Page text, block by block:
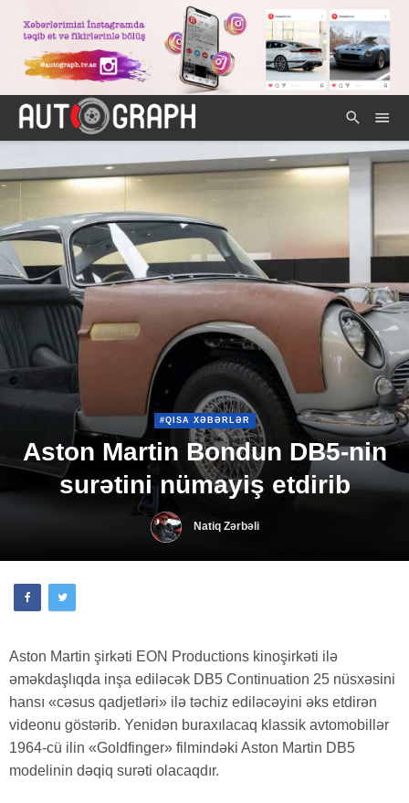
#QISA XƏBƏRLƏR
Aston Martin Bondun DB5-nin
surətini nümayiş etdirib
Natiq Zərbəli
Aston Martin şirkəti EON Productions kinoşirkəti ilə
əməkdaşlıqda inşa ediləcək DB5 Continuation 25 nüsxəsini
hansı «cəsus qadjetləri» ilə təchiz ediləcəyini əks etdirən
videonu göstərib. Yenidən buraxılacaq klassik avtomobillər
1964-cü ilin «Goldfinger» filmindəki Aston Martin DB5
modelinin dəqiq surəti olacaqdır.